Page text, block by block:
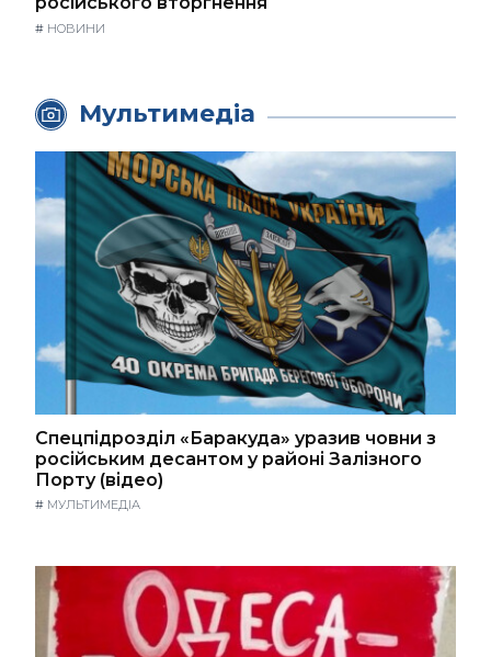
# НОВИНИ
Мультимедіа
Спецпідрозділ «Баракуда» уразив човни з
російським десантом у районі Залізного
Порту (відео)
# МУЛЬТИМЕДІА